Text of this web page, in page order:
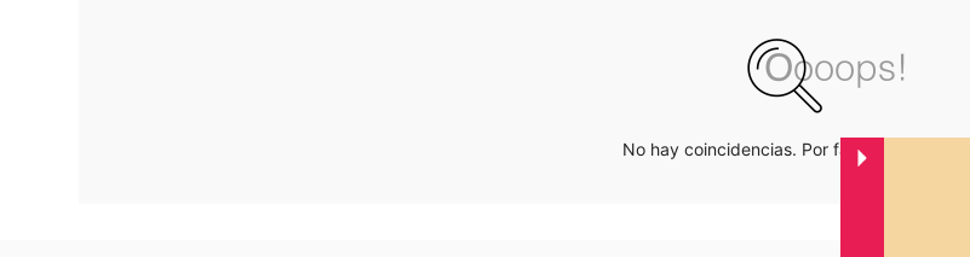
No hay coincidencias. Por favor inténtalo de